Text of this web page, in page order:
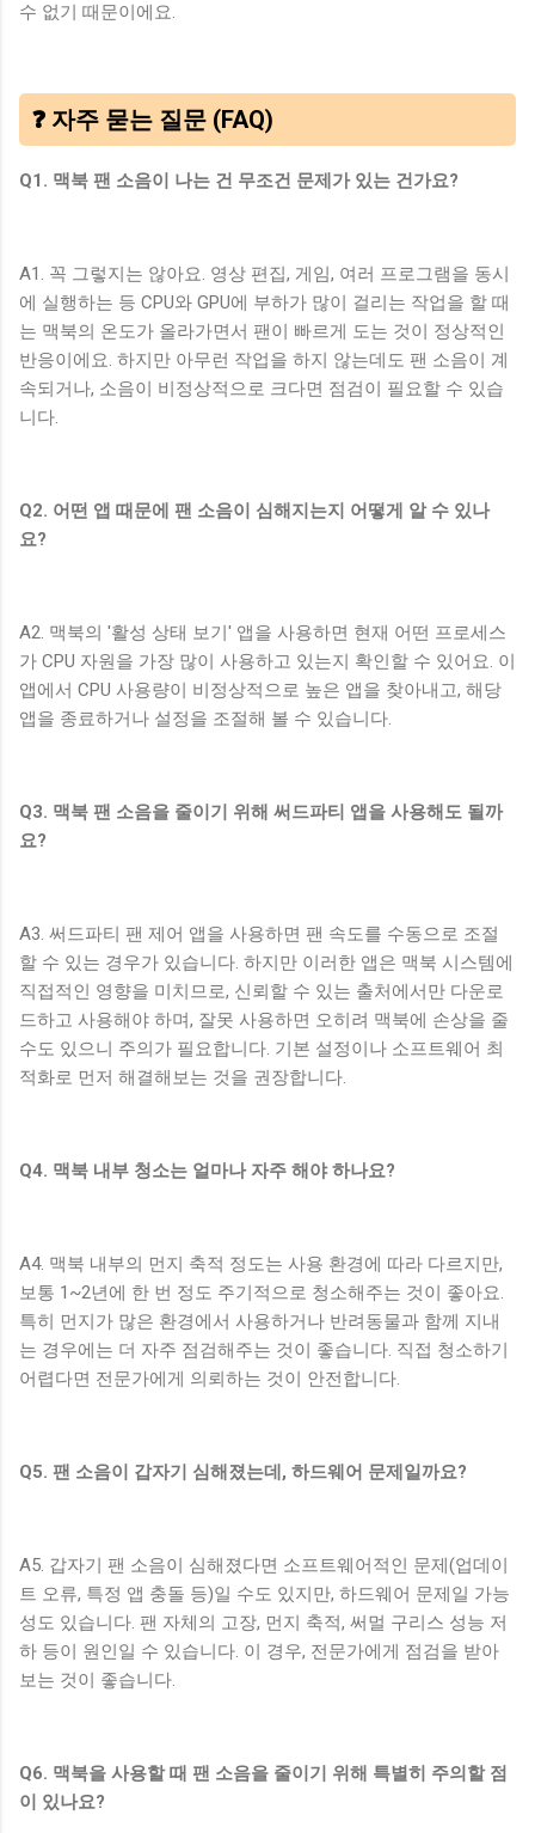
수 없기 때문이에요.
❓ 자주 묻는 질문 (FAQ)
Q1. 맥북 팬 소음이 나는 건 무조건 문제가 있는 건가요?
A1. 꼭 그렇지는 않아요. 영상 편집, 게임, 여러 프로그램을 동시
에 실행하는 등 CPU와 GPU에 부하가 많이 걸리는 작업을 할 때
는 맥북의 온도가 올라가면서 팬이 빠르게 도는 것이 정상적인
반응이에요. 하지만 아무런 작업을 하지 않는데도 팬 소음이 계
속되거나, 소음이 비정상적으로 크다면 점검이 필요할 수 있습
니다.
Q2. 어떤 앱 때문에 팬 소음이 심해지는지 어떻게 알 수 있나
요?
A2. 맥북의 '활성 상태 보기' 앱을 사용하면 현재 어떤 프로세스
가 CPU 자원을 가장 많이 사용하고 있는지 확인할 수 있어요. 이
앱에서 CPU 사용량이 비정상적으로 높은 앱을 찾아내고, 해당
앱을 종료하거나 설정을 조절해 볼 수 있습니다.
Q3. 맥북 팬 소음을 줄이기 위해 써드파티 앱을 사용해도 될까
요?
A3. 써드파티 팬 제어 앱을 사용하면 팬 속도를 수동으로 조절
할 수 있는 경우가 있습니다. 하지만 이러한 앱은 맥북 시스템에
직접적인 영향을 미치므로, 신뢰할 수 있는 출처에서만 다운로
드하고 사용해야 하며, 잘못 사용하면 오히려 맥북에 손상을 줄
수도 있으니 주의가 필요합니다. 기본 설정이나 소프트웨어 최
적화로 먼저 해결해보는 것을 권장합니다.
Q4. 맥북 내부 청소는 얼마나 자주 해야 하나요?
A4. 맥북 내부의 먼지 축적 정도는 사용 환경에 따라 다르지만,
보통 1~2년에 한 번 정도 주기적으로 청소해주는 것이 좋아요.
특히 먼지가 많은 환경에서 사용하거나 반려동물과 함께 지내
는 경우에는 더 자주 점검해주는 것이 좋습니다. 직접 청소하기
어렵다면 전문가에게 의뢰하는 것이 안전합니다.
Q5. 팬 소음이 갑자기 심해졌는데, 하드웨어 문제일까요?
A5. 갑자기 팬 소음이 심해졌다면 소프트웨어적인 문제(업데이
트 오류, 특정 앱 충돌 등)일 수도 있지만, 하드웨어 문제일 가능
성도 있습니다. 팬 자체의 고장, 먼지 축적, 써멀 구리스 성능 저
하 등이 원인일 수 있습니다. 이 경우, 전문가에게 점검을 받아
보는 것이 좋습니다.
Q6. 맥북을 사용할 때 팬 소음을 줄이기 위해 특별히 주의할 점
이 있나요?